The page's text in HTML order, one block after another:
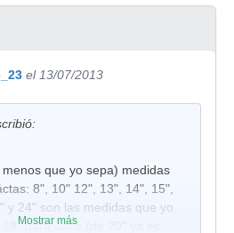
el 13/07/2013
que yo sepa) medidas
8", 10" 12", 13", 14", 15",
y 24" son las medidas que yo
18" para toms (de 20" ya es
Mostrar más